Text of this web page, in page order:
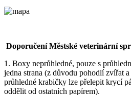
Doporučení Městské veterinární
1. Boxy neprůhledné, pouze s
jedna strana (z důvodu pohodlí zvířat
průhledné krabičky lze přelepit krycí
oddělit od ostatních papírem).